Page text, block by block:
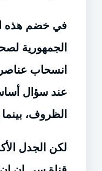
في خضم هذه
الجمهورية
انسحاب
عند سؤال
الظروف،
لكن الجدل